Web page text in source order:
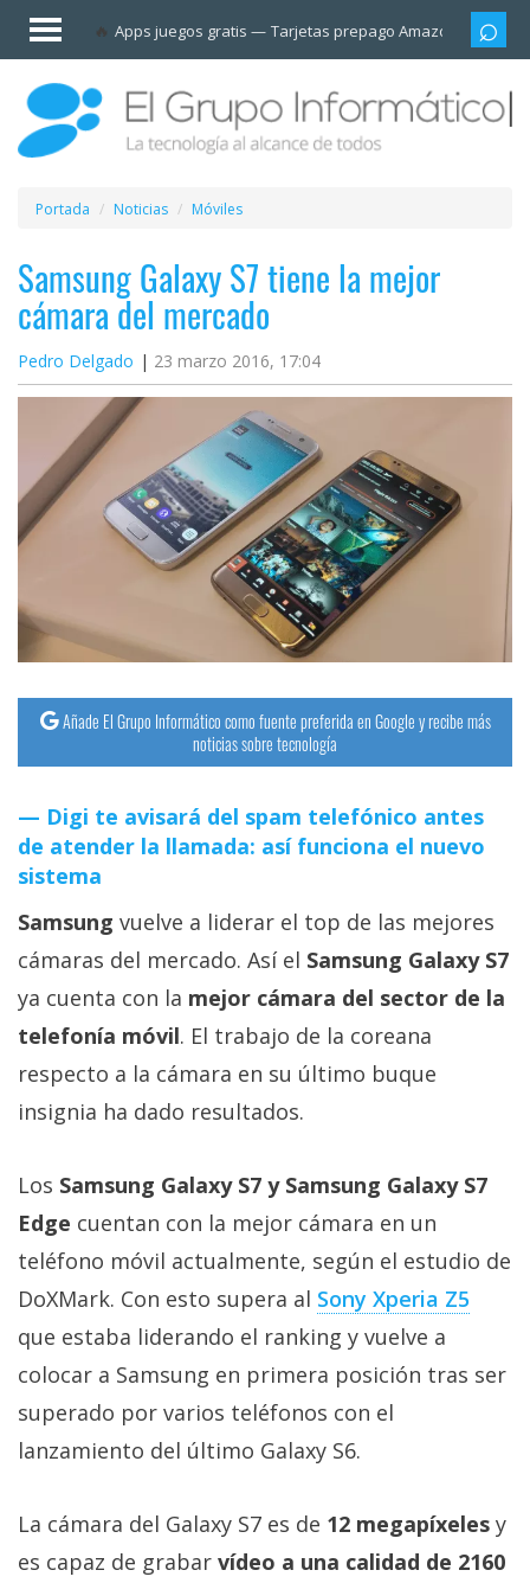
Apps juegos gratis Tarjetas prepago Amazon
Invitado
Iniciar
sesión /
Registrarse
Esenciales
Móviles
Ofertas
Apps
Redes
sociales
Plataformas
streaming
Operadores
Trucos
y
Tutoriales
Ciberseguridad
Sistemas
operativos
Profesional
+
Más
temas
Sorteos
Foros
Contacto
/
Sobre
nosotros
Publicidad
Cambiar
opciones
Portada Noticias Móviles
Samsung Galaxy S7 tiene la mejor
cámara del mercado
Pedro Delgado 23 marzo 2016, 17:04
Añade El Grupo Informático como fuente preferida en Google y recibe más
noticias sobre tecnología
Digi te avisará del spam telefónico antes
de atender la llamada: así funciona el nuevo
sistema
Samsung vuelve a liderar el top de las mejores
cámaras del mercado. Así el Samsung Galaxy S7
ya cuenta con la mejor cámara del sector de la
telefonía móvil. El trabajo de la coreana
respecto a la cámara en su último buque
insignia ha dado resultados.
Los Samsung Galaxy S7 y Samsung Galaxy S7
Edge cuentan con la mejor cámara en un
teléfono móvil actualmente, según el estudio de
DoXMark. Con esto supera al Sony Xperia Z5
que estaba liderando el ranking y vuelve a
colocar a Samsung en primera posición tras ser
superado por varios teléfonos con el
lanzamiento del último Galaxy S6.
La cámara del Galaxy S7 es de 12 megapíxeles y
es capaz de grabar vídeo a una calidad de 2160